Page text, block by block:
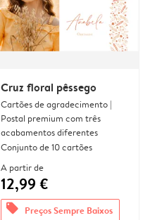
Cruz floral pêssego
Cartões de agradecimento |
Postal premium com três
acabamentos diferentes
Conjunto de 10 cartões
A partir de
12,99 €
offers Preços Sempre Baixos